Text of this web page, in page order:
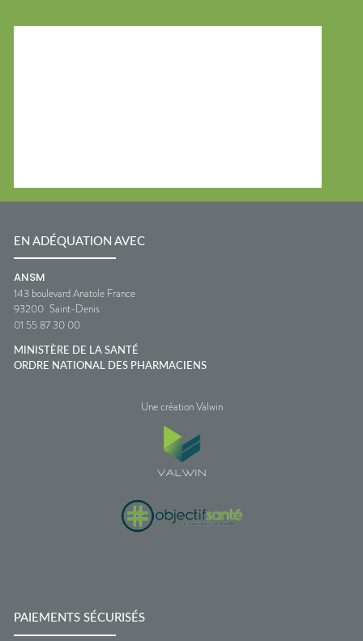
EN ADÉQUATION AVEC
ANSM
143 boulevard Anatole France
93200 Saint-Denis
01 55 87 30 00
MINISTÈRE DE LA SANTÉ
ORDRE NATIONAL DES PHARMACIENS
Une création Valwin
PAIEMENTS SÉCURISÉS